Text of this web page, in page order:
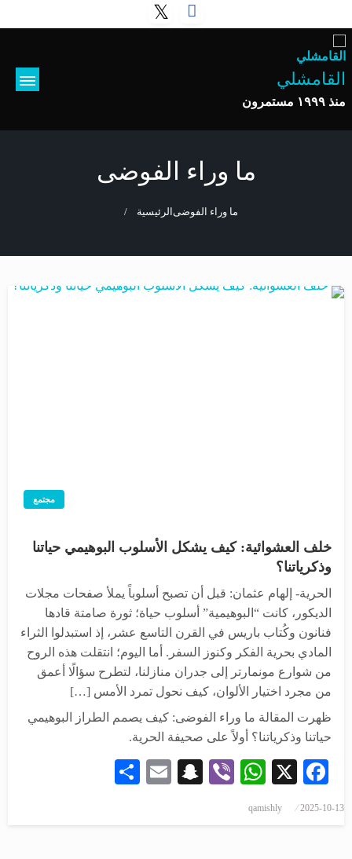
القامشلي
منذ ١٩٩٩ مستمرون
ما وراء الفوضى
الرئيسية ما وراء الفوضى
مجتمع
خلف العشوائية: كيف يشكل الأسلوب البوهيمي حياتنا
وذكرياتنا؟
الحرية- إلهام عثمان: قبل أن تصبح أسلوباً يملأ صفحات مجلات
الديكور، كانت “البوهيمية” أسلوب حياة؛ ثورة صامتة قادها
فنانون وكُتاب باريس في القرن التاسع عشر، إذ استبدلوا الثراء
المادي بحرية الفكر وكنوز السفر. أما اليوم؛ انتقلت هذه الروح
من شوارع مونمارتر إلى جدران منازلنا، لتطرح سؤالًا أعمق
من مجرد اختيار الألوان، كيف نحول تمرد الأمس […]
ظهرت المقالة ما وراء الفوضى: كيف يصمم الطراز البوهيمي
حياتنا وذكرياتنا؟ أولاً على صحيفة الحرية.
Facebook
X
WhatsApp
Viber
Snapchat
Email
2025-10-13
qamishly